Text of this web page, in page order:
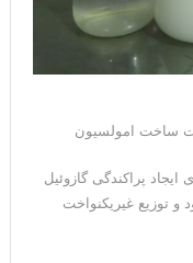
ایجاد پراکندگی گازوئیل
و توزیع غیریکنواخت